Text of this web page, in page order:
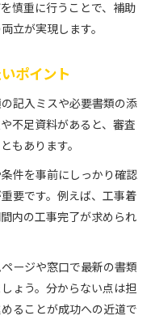
慎重に行うことで、補助
立が実現します。
ポイント
記入ミスや必要書類の添
不足資料があると、審査
もあります。
件を事前にしっかり確認
要です。例えば、工事着
内の工事完了が求められ
ージや窓口で最新の書類
ょう。分からない点は担
ることが成功への近道で